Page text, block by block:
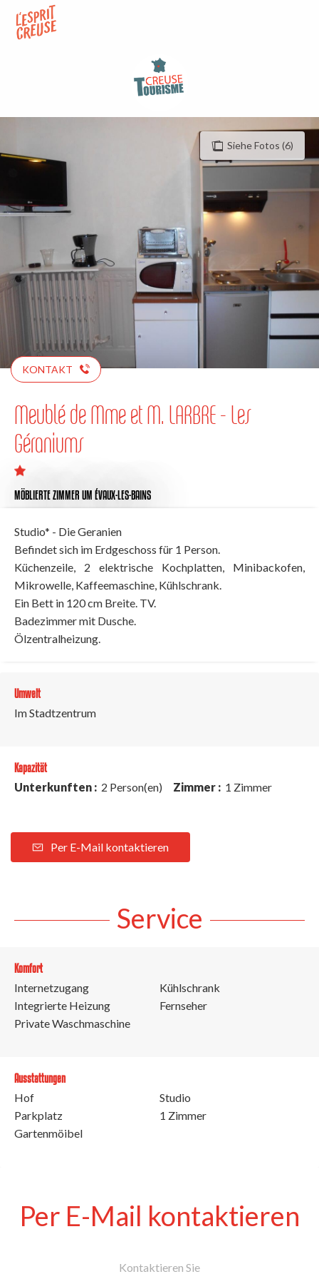
contenu
Siehe Fotos (6)
KONTAKT
Meublé de Mme et M. LARBRE - Les
Géraniums
MÖBLIERTE ZIMMER UM ÉVAUX-LES-BAINS
Studio* - Die Geranien
Befindet sich im Erdgeschoss für 1 Person.
Küchenzeile, 2 elektrische Kochplatten, Minibackofen,
Mikrowelle, Kaffeemaschine, Kühlschrank.
Ein Bett in 120 cm Breite. TV.
Badezimmer mit Dusche.
Ölzentralheizung.
Umwelt
Im Stadtzentrum
Kapazität
Unterkunften : 2 Person(en) Zimmer : 1 Zimmer
Per E-Mail kontaktieren
Service
Komfort
Internetzugang
Integrierte Heizung
Private Waschmaschine
Kühlschrank
Fernseher
Ausstattungen
Hof
Parkplatz
Gartenmöibel
Studio
1 Zimmer
Per E-Mail kontaktieren
Kontaktieren Sie